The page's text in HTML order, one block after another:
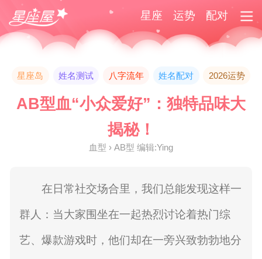
星座 运势 配对
星座岛 姓名测试 八字流年 姓名配对 2026运势
AB型血“小众爱好”：独特品味大
揭秘！
血型 › AB型 编辑:Ying
在日常社交场合里，我们总能发现这样一
群人：当大家围坐在一起热烈讨论着热门综
艺、爆款游戏时，他们却在一旁兴致勃勃地分